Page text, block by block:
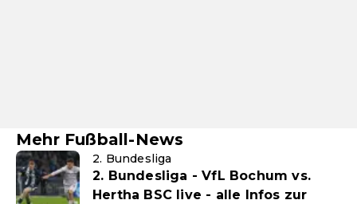
Mehr Fußball-News
2. Bundesliga
2. Bundesliga - VfL Bochum vs.
Hertha BSC live - alle Infos zur